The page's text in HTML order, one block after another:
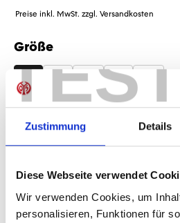
TEST
Zustimmung Details
Diese Webseite verwendet
Wir verwenden Cookies, um
personalisieren, Funktionen für
Preise inkl. MwSt. zzgl. Versandkosten
Größe
auswählen
128 140 152
Sponsoren
Sofort verfügbar, Lieferzeit: